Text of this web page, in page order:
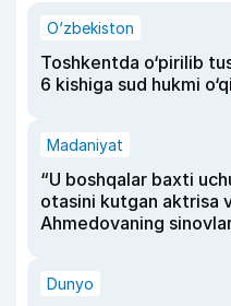
O‘zbekiston
Toshkentda o‘pirilib
6 kishiga sud hukmi
Madaniyat
“U boshqalar baxti
otasini kutgan aktrisa
Ahmedovaning
Dunyo